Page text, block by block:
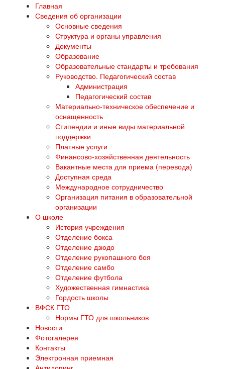
Главная
Сведения об организации
Основные сведения
Структура и органы управления
Документы
Образование
Образовательные стандарты и требования
Руководство. Педагогический состав
Администрация
Педагогический состав
Материально-техническое обеспечение и
оснащенность
Стипендии и иные виды материальной
поддержки
Платные услуги
Финансово-хозяйственная деятельность
Вакантные места для приема (перевода)
Доступная среда
Международное сотрудничество
Организация питания в образовательной
организации
О школе
История учреждения
Отделение бокса
Отделение дзюдо
Отделение рукопашного боя
Отделение самбо
Отделение футбола
Художественная гимнастика
Гордость школы
ВФСК ГТО
Нормы ГТО для школьников
Новости
Фотогалерея
Контакты
Электронная приемная